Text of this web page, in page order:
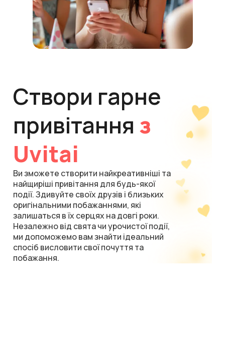
Створи гарне
привітання з
Uvitai
Ви зможете створити найкреативніші та
найщиріші привітання для будь-якої
події. Здивуйте своїх друзів і близьких
оригінальними побажаннями, які
залишаться в їх серцях на довгі роки.
Незалежно від свята чи урочистої події,
ми допоможемо вам знайти ідеальний
спосіб висловити свої почуття та
побажання.